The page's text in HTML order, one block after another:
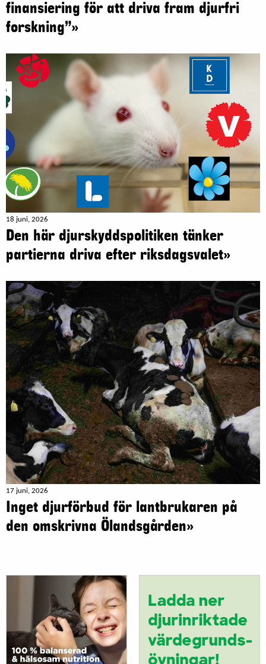
finansiering för att driva fram djurfri
forskning”»
18 juni, 2026
Den här djurskyddspolitiken tänker
partierna driva efter riksdagsvalet»
17 juni, 2026
Inget djurförbud för lantbrukaren på
den omskrivna Ölandsgården»